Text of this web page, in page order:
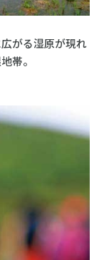
がる湿原が現れ
帯。